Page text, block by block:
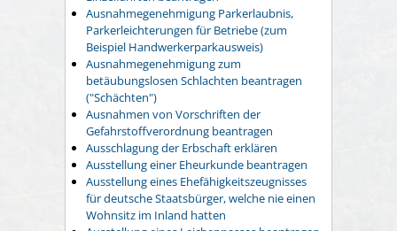
Ausnahmegenehmigung Parkerlaubnis,
Parkerleichterungen für Betriebe (zum
Beispiel Handwerkerparkausweis)
Ausnahmegenehmigung zum
betäubungslosen Schlachten beantragen
("Schächten")
Ausnahmen von Vorschriften der
Gefahrstoffverordnung beantragen
Ausschlagung der Erbschaft erklären
Ausstellung einer Eheurkunde beantragen
Ausstellung eines Ehefähigkeitszeugnisses
für deutsche Staatsbürger, welche nie einen
Wohnsitz im Inland hatten